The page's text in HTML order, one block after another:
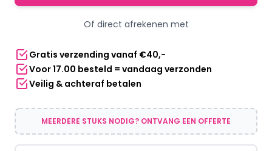
Polyester
-
90
150
cm
aantal
Of direct afrekenen met
Gratis verzending vanaf €40,-
Voor 17.00 besteld = vandaag verzonden
Veilig & achteraf betalen
MEERDERE STUKS NODIG? ONTVANG EEN OFFERTE